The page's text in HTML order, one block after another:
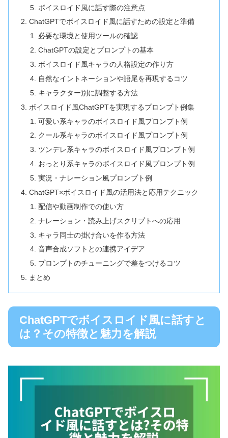
ボイスロイド風に話す際の注意点
ChatGPTでボイスロイド風に話すための設定と準備
必要な環境と使用ツールの確認
ChatGPTの設定とプロンプトの基本
ボイスロイド風キャラの人格設定の作り方
自然なイントネーションや語尾を再現するコツ
キャラクター別に調整する方法
ボイスロイド風ChatGPTを実現するプロンプト例集
可愛い系キャラのボイスロイド風プロンプト例
クール系キャラのボイスロイド風プロンプト例
ツンデレ系キャラのボイスロイド風プロンプト例
おっとり系キャラのボイスロイド風プロンプト例
実況・ナレーション風プロンプト例
ChatGPT×ボイスロイド風の活用法と応用テクニック
配信や動画制作での使い方
ナレーション・読み上げスクリプトへの応用
キャラ同士の掛け合いを作る方法
音声合成ソフトとの連携アイデア
プロンプトのチューニングで差をつけるコツ
まとめ
ChatGPTでボイスロイド風に話すと
は？その特徴と魅力を解説